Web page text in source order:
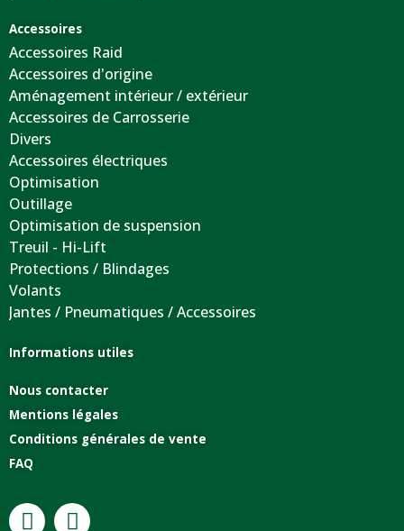
Accessoires
Accessoires Raid
Accessoires d'origine
Aménagement intérieur / extérieur
Accessoires de Carrosserie
Divers
Accessoires électriques
Optimisation
Outillage
Optimisation de suspension
Treuil - Hi-Lift
Protections / Blindages
Volants
Jantes / Pneumatiques / Accessoires
Informations utiles
Nous contacter
Mentions légales
Conditions générales de vente
FAQ